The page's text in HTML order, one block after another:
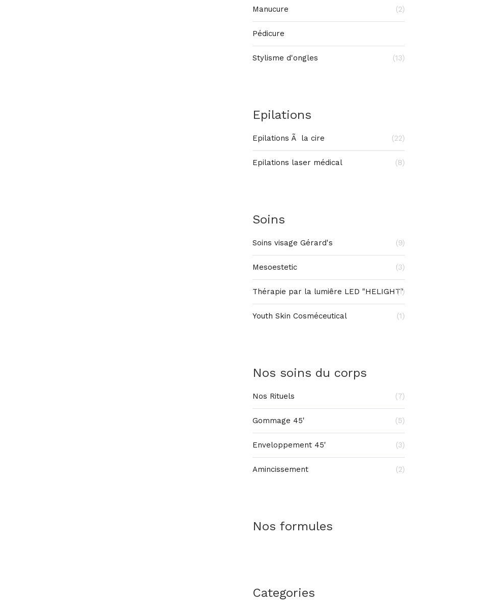
Manucure (2)
Pédicure
Stylisme d'ongles (13)
Epilations
Epilations Ã la cire (22)
Epilations laser médical (8)
Soins
Soins visage Gérard's (9)
Mesoestetic (3)
Thérapie par la lumiêre LED "HELIGHT"
(1)
Youth Skin Cosméceutical (1)
Nos soins du corps
Nos Rituels (7)
Gommage 45' (5)
Enveloppement 45' (3)
Amincissement (2)
Nos formules
Categories